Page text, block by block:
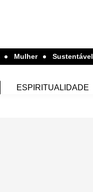
Mulher Sustentável
ESPIRITUALIDADE